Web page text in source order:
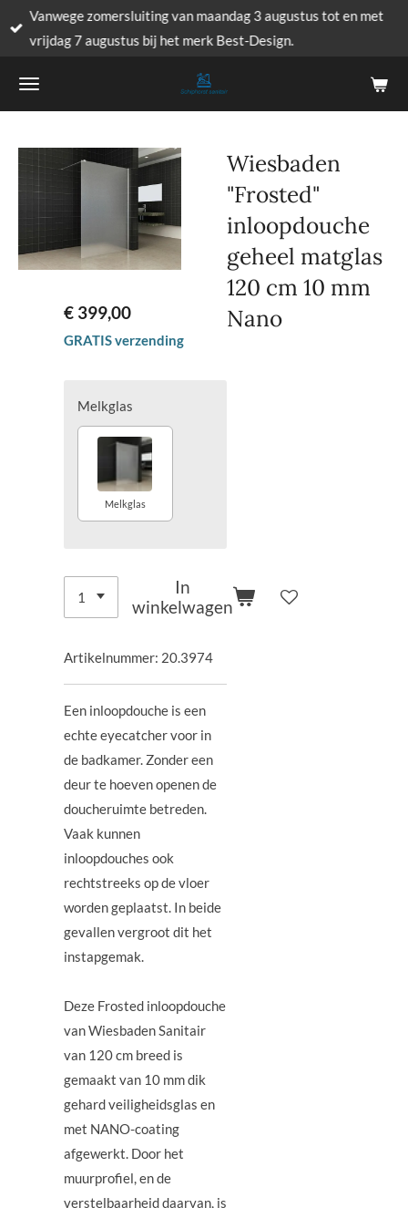
Ga
direct
de
Vanwege zomersluiting van maandag 3 augustus tot en met
vrijdag 7 augustus bij het merk Best-Design.
Wiesbaden
"Frosted"
inloopdouche
geheel matglas
120 cm 10 mm
Nano
€ 399,00
GRATIS verzending
Melkglas
Melkglas
In
winkelwagen
Artikelnummer: 20.3974
Een inloopdouche is een
echte eyecatcher voor in
de badkamer. Zonder een
deur te hoeven openen de
doucheruimte betreden.
Vaak kunnen
inloopdouches ook
rechtstreeks op de vloer
worden geplaatst. In beide
gevallen vergroot dit het
instapgemak.
Deze Frosted inloopdouche
van Wiesbaden Sanitair
van 120 cm breed is
gemaakt van 10 mm dik
gehard veiligheidsglas en
met NANO-coating
afgewerkt. Door het
muurprofiel, en de
verstelbaarheid daarvan, is